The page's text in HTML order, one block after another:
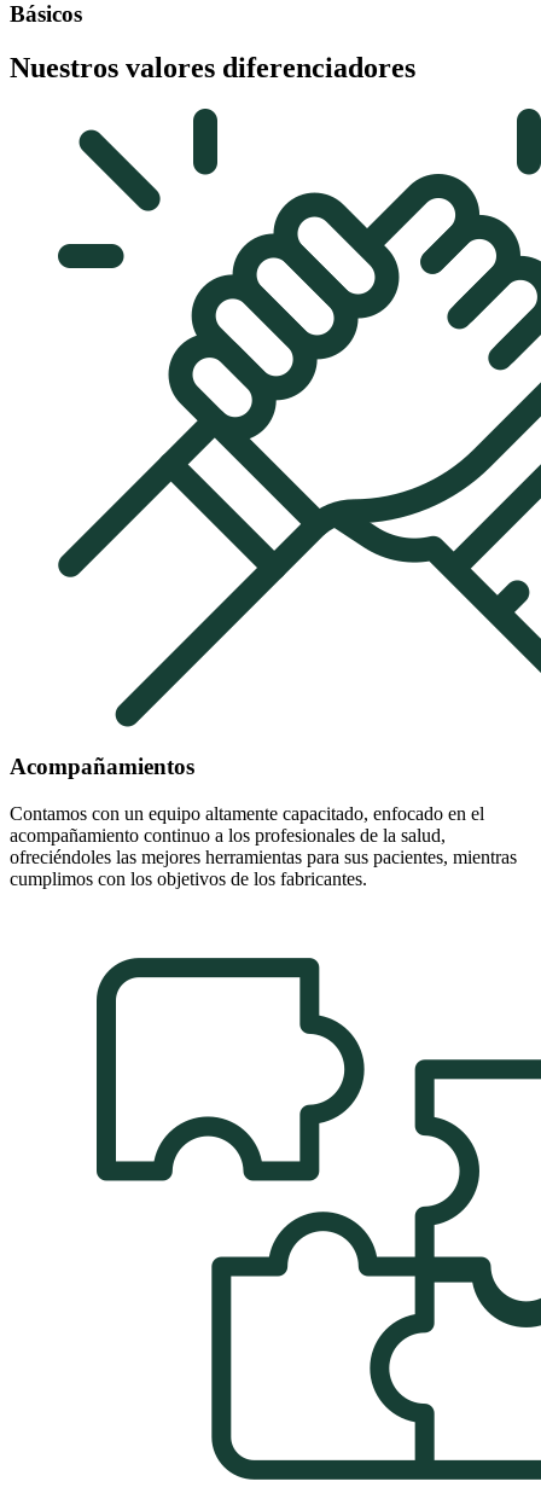
Básicos
Nuestros valores diferenciadores
Acompañamientos
Contamos con un equipo altamente capacitado, enfocado en el
acompañamiento continuo a los profesionales de la salud,
ofreciéndoles las mejores herramientas para sus pacientes, mientras
cumplimos con los objetivos de los fabricantes.